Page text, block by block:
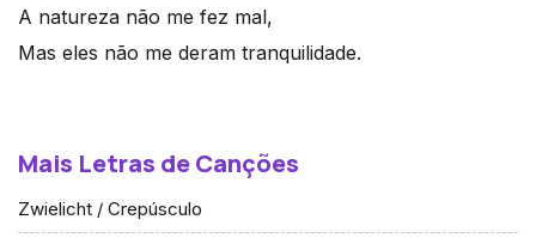
A natureza não me fez mal,
Mas eles não me deram tranquilidade.
Mais Letras de Canções
Zwielicht / Crepúsculo